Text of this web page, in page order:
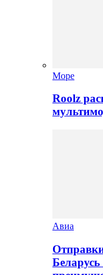
Море
Roolz
Авиа